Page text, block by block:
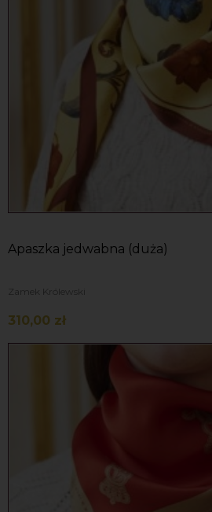
Do koszyka
Apaszka jedwabna (duża)
Zamek Królewski
310,00 zł